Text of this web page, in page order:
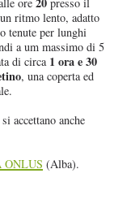
ritmo lento, adatto
tenute per lunghi
a um massimo di 5
di circa 1 ora e 30
, una coperta ed
accettano anche
ONLUS (Alba).